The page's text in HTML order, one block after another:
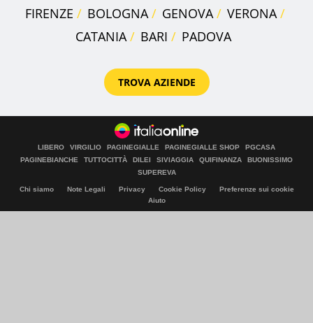
FIRENZE
BOLOGNA GENOVA
VERONA
CATANIA
BARI PADOVA
TROVA AZIENDE
LIBERO VIRGILIO PAGINEGIALLE PAGINEGIALLE SHOP
PGCASA
PAGINEBIANCHE
TUTTOCITTÀ DILEI SIVIAGGIA QUIFINANZA
BUONISSIMO
SUPEREVA
Chi siamo Note Legali Privacy Cookie Policy
Preferenze sui cookie
Aiuto